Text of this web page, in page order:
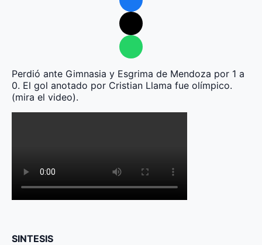
Perdió ante Gimnasia y Esgrima de Mendoza por 1 a
0. El gol anotado por Cristian Llama fue olímpico.
(mira el video).
SINTESIS